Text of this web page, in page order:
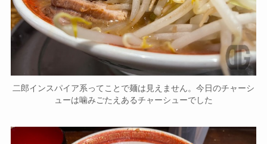
二郎インスパイア系ってことで麺は見えません。今日のチャーシ
ューは噛みごたえあるチャーシューでした